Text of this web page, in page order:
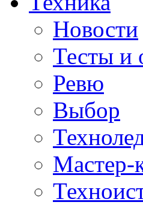
Новости
Тесты и
Ревю
Выбор
Мастер-